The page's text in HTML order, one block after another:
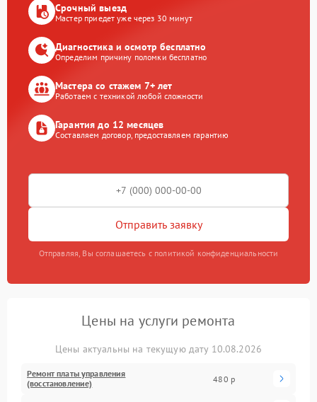
Срочный выезд
Мастер приедет уже через 30 минут
Диагностика и осмотр бесплатно
Определим причину поломки бесплатно
Мастера со стажем 7+ лет
Работаем с техникой любой сложности
Гарантия до 12 месяцев
Составляем договор, предоставляем гарантию
Отправить заявку
Отправляя, Вы соглашаетесь с политикой конфиденциальности
Цены на услуги ремонта
Цены актуальны на текущую дату 10.08.2026
Ремонт платы управления
(восстановление)
480 р